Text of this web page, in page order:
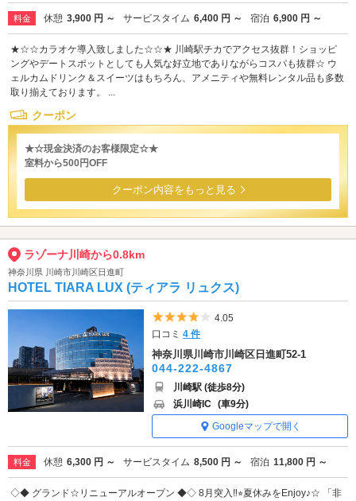
料金 休憩 3,900 円 ～ サービスタイム 6,400 円 ～ 宿泊 6,900 円 ～
★☆☆カラオケ導入致しました☆☆★ 川崎駅チカでアクセス抜群！ショッピ
ングやデートスポットとしても人気な好立地でありながらコスパも抜群☆ ウ
ェルカムドリンク＆スイーツはもちろん、アメニティや無料レンタル品も多数
取り揃えております。 ...
クーポン
★☆現金決済のお客様限定☆★
室料から500円OFF
クーポン内容をもっと見る
ラゾーナ川崎から0.8km
神奈川県 川崎市川崎区日進町
HOTEL TIARA LUX (ティアラ リュクス)
5つ星のうち4
4.05
口コミ4 件
神奈川県川崎市川崎区日進町52-1
044-222-4867
川崎駅 (徒歩8分)
浜川崎IC (車9分)
Googleマップで開く
料金 休憩 6,300 円 ～ サービスタイム 8,500 円 ～ 宿泊 11,800 円 ～
◇◆ グランド☆リニューアルオープン ◆◇ 8月突入‼︎⭐︎夏休みをEnjoy♪☆ 「非